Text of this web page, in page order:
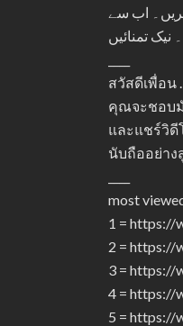
کریں۔ اب سے
สวัสดีเพื่อน
คุณจะชอบ
และแชร์วิ
นับถืออย่าง
most
1 = https://
2 = https://
3 = https://
4 = https://
5 = https://